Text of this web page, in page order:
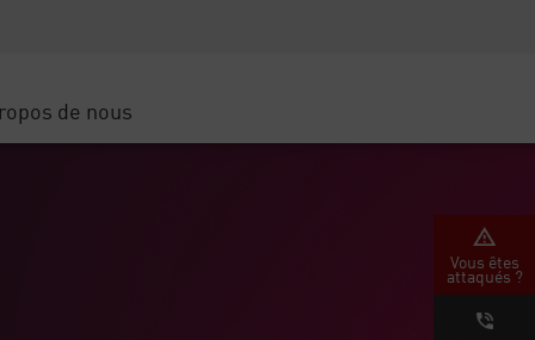
de nous
Vous êtes
attaqués ?